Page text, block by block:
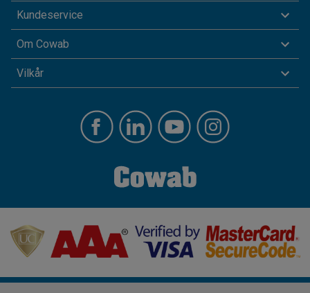
Kundeservice
Om Cowab
Vilkår